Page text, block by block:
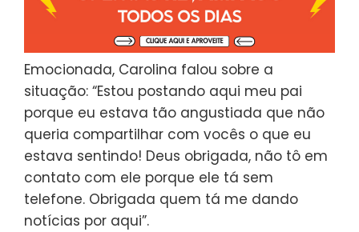
Emocionada, Carolina falou sobre a
situação: “Estou postando aqui meu pai
porque eu estava tão angustiada que não
queria compartilhar com vocês o que eu
estava sentindo! Deus obrigada, não tô em
contato com ele porque ele tá sem
telefone. Obrigada quem tá me dando
notícias por aqui”.